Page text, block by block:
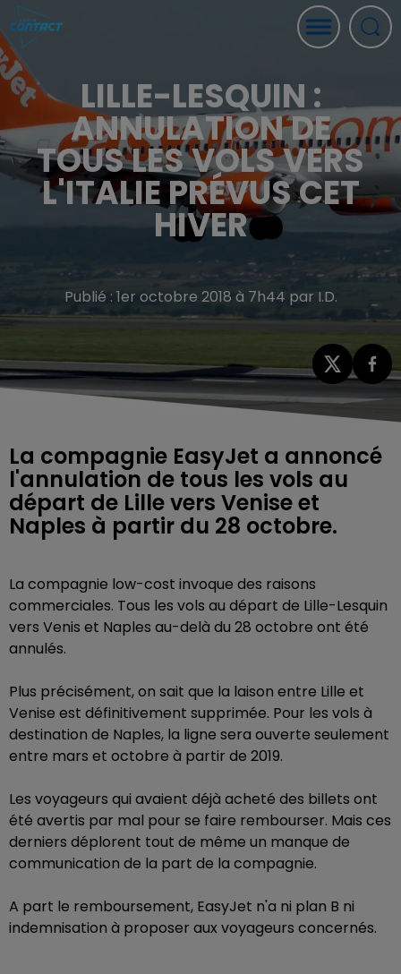
LILLE-LESQUIN :
ANNULATION DE
TOUS LES VOLS VERS
L'ITALIE PRÉVUS CET
HIVER
Publié : 1er octobre 2018 à 7h44 par I.D.
La compagnie EasyJet a annoncé
l'annulation de tous les vols au
départ de Lille vers Venise et
Naples à partir du 28 octobre.
La compagnie low-cost invoque des raisons
commerciales. Tous les vols au départ de Lille-Lesquin
vers Venis et Naples au-delà du 28 octobre ont été
annulés.
Plus précisément, on sait que la laison entre Lille et
Venise est définitivement supprimée. Pour les vols à
destination de Naples, la ligne sera ouverte seulement
entre mars et octobre à partir de 2019.
Les voyageurs qui avaient déjà acheté des billets ont
été avertis par mal pour se faire rembourser. Mais ces
derniers déplorent tout de même un manque de
communication de la part de la compagnie.
A part le remboursement, EasyJet n'a ni plan B ni
indemnisation à proposer aux voyageurs concernés.